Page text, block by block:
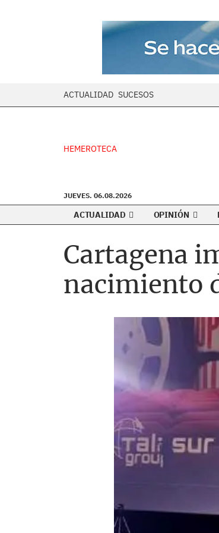
ACTUALIDAD SUCESOS
HEMEROTECA
JUEVES. 06.08.2026
ACTUALIDAD OPINIÓN
Cartagena
nacimiento